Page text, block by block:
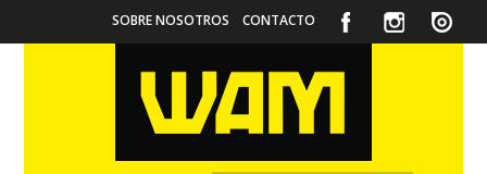
SOBRE NOSOTROS CONTACTO